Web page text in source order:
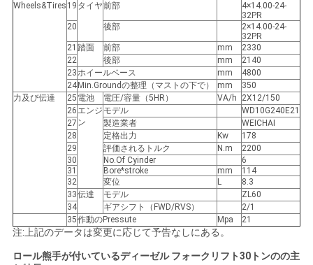
Wheels&Tires 19 タイヤ前部
4×14.00-24-
32PR
20
後部
2×14.00-24-
32PR
21 踏面 前部 mm
2330
22
後部 mm
2140
23ホイールベース mm
4800
24 Min.Groundの整理（マストの下で） mm
350
力及び伝達
25 電池 電圧/容量（5HR） VA/h
2X12/150
26 エンジ
ン
モデル
WD10G240E21
27
製造業者
WEICHAI
28
定格出力 Kw
178
29
評価されるトルク N.m
2200
30
No.Of Cyinder
6
31
Bore*stroke mm
114
32
変位 L
8.3
33伝達 モデル
ZL60
34
ギアシフト（FWD/RVS）
2/1
35作動のPressute Mpa 21
注:上記のデータは変更に応じて予告なしにある。
ロール熊手が付いているディーゼル フォークリフト30トンのの主